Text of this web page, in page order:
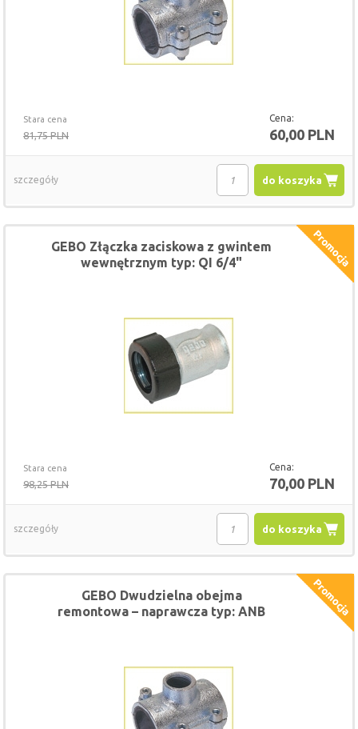
Stara cena
81,75 PLN
Cena:
60,00 PLN
do koszyka
szczegóły
Stara cena
98,25 PLN
Cena:
70,00 PLN
GEBO Złączka zaciskowa z gwintem
wewnętrznym typ: QI 6/4"
do koszyka
szczegóły
GEBO Dwudzielna obejma
remontowa – naprawcza typ: ANB